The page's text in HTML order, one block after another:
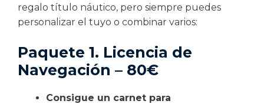
regalo título náutico, pero siempre puedes
personalizar el tuyo o combinar varios:
Paquete 1. Licencia de
Navegación – 80€
Consigue un carnet para